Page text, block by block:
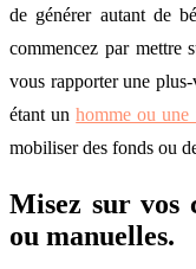
de générer autant de
commencez par mettre
vous rapporter une
étant unhomme ou une
mobiliser des fonds ou
Misez sur vos
ou manuelles.